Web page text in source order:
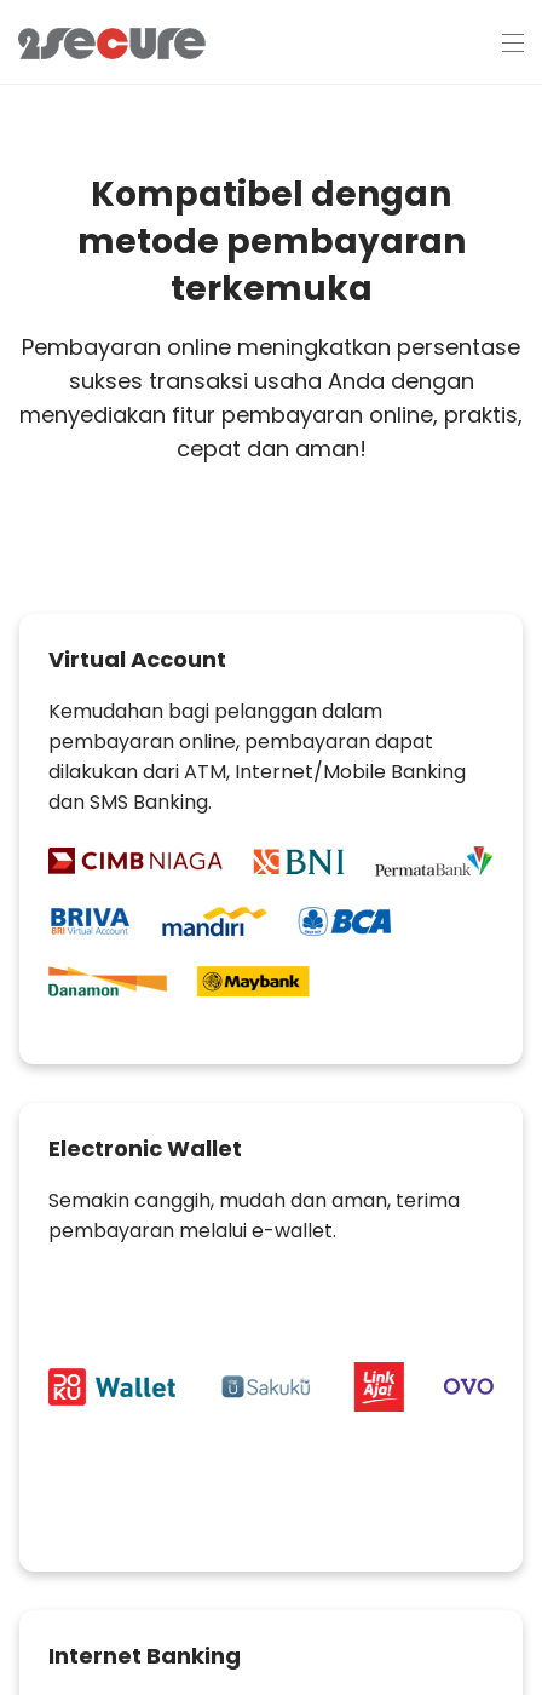
Kompatibel dengan
metode pembayaran
terkemuka
Pembayaran online meningkatkan persentase
sukses transaksi usaha Anda dengan
menyediakan fitur pembayaran online, praktis,
cepat dan aman!
Virtual Account
Kemudahan bagi pelanggan dalam
pembayaran online, pembayaran dapat
dilakukan dari ATM, Internet/Mobile Banking
dan SMS Banking.
Electronic Wallet
Semakin canggih, mudah dan aman, terima
pembayaran melalui e-wallet.
Internet Banking